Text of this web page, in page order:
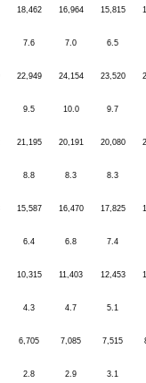
18,462 16,964 15,815
7.6 7.0 6.5
22,949 24,154 23,520
9.5 10.0 9.7
21,195 20,191 20,080
8.8 8.3 8.3
15,587 16,470 17,825
6.4 6.8 7.4
10,315 11,403 12,453
4.3 4.7 5.1
6,705 7,085 7,515
2.8 2.9 3.1